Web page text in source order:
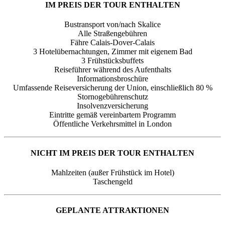
IM PREIS DER TOUR ENTHALTEN
Bustransport von/nach Skalice
Alle Straßengebühren
Fähre Calais-Dover-Calais
3 Hotelübernachtungen, Zimmer mit eigenem Bad
3 Frühstücksbuffets
Reiseführer während des Aufenthalts
Informationsbroschüre
Umfassende Reiseversicherung der Union, einschließlich 80 %
Stornogebührenschutz
Insolvenzversicherung
Eintritte gemäß vereinbartem Programm
Öffentliche Verkehrsmittel in London
NICHT IM PREIS DER TOUR ENTHALTEN
Mahlzeiten (außer Frühstück im Hotel)
Taschengeld
GEPLANTE ATTRAKTIONEN